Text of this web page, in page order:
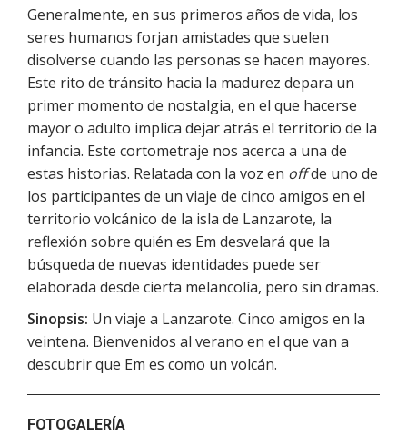
Generalmente, en sus primeros años de vida, los
seres humanos forjan amistades que suelen
disolverse cuando las personas se hacen mayores.
Este rito de tránsito hacia la madurez depara un
primer momento de nostalgia, en el que hacerse
mayor o adulto implica dejar atrás el territorio de la
infancia. Este cortometraje nos acerca a una de
estas historias. Relatada con la voz en offde uno de
los participantes de un viaje de cinco amigos en el
territorio volcánico de la isla de Lanzarote, la
reflexión sobre quién es Em desvelará que la
búsqueda de nuevas identidades puede ser
elaborada desde cierta melancolía, pero sin dramas.
Sinopsis: Un viaje a Lanzarote. Cinco amigos en la
veintena. Bienvenidos al verano en el que van a
descubrir que Em es como un volcán.
FOTOGALERÍA